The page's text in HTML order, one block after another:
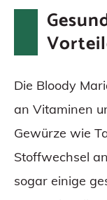
Die Bloody
an Vitaminen
Gewürze wie
Stoffwechsel
sogar einige